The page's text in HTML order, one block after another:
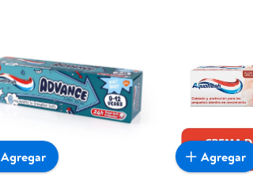
Agregar Agregar